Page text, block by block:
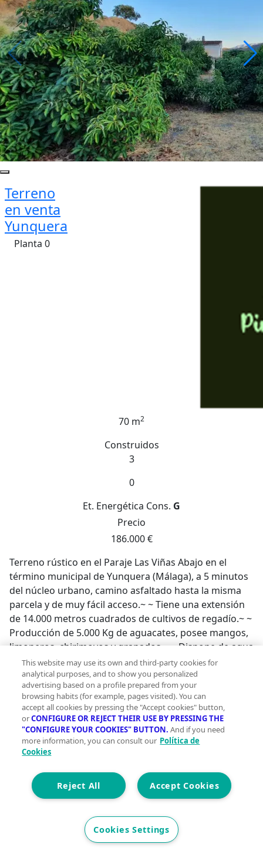
Terreno
en venta
Yunquera
Planta 0
70 m2
Construidos
3
0
Et. Energética Cons. G
Precio
186.000 €
Terreno rústico en el Paraje Las Viñas Abajo en el
término municipal de Yunquera (Málaga), a 5 minutos
del núcleo urbano, camino asfaltado hasta la misma
parcela y de muy fácil acceso.~ ~ Tiene una extensión
de 14.000 metros cuadrados de cultivos de regadío.~ ~
Producción de 5.000 Kg de aguacates, posee mangos,
limoneros, chirimoyos y granados.~ ~ Dispone de agua
del pueblo y tiene 2 albercas.~ ~ Tiene casa de apero
de 70 metros cuadrados en el interior de la parcela y
habitáculo anexo de 16 metros cuadrados.~ ~ Tiene
escritura y está inscrita en el Registro de la
Propiedad.~ ~ Precio Negociable.~ ~ Gestionamos
asesoramiento y financiación.;
This website may use its own and third-party cookies for
analytical purposes, and to show you personalized
advertising based on a profile prepared from your
browsing habits (for example, pages visited). You can
accept all cookies by pressing the "Accept cookies" button,
orCONFIGURE OR REJECT THEIR USE BY PRESSING THE
"CONFIGURE YOUR COOKIES" BUTTON. And if you need
more information, you can consult our Política de
Cookies
Accept Cookies
Reject All
Cookies Settings